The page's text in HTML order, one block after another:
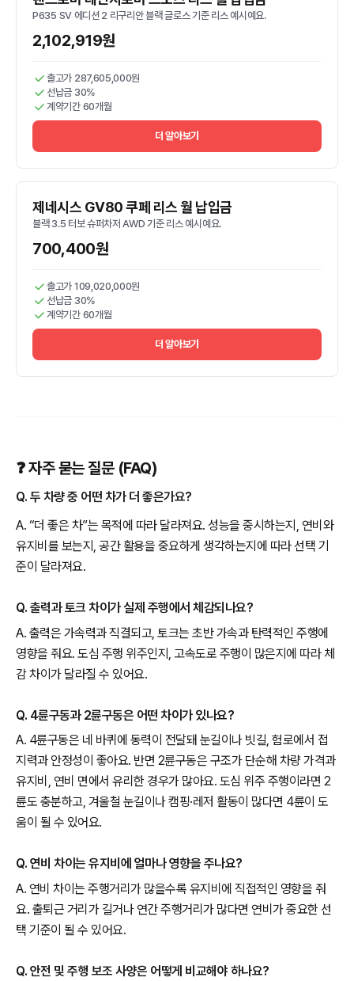
P635 SV 에디션 2 리구리안 블랙 글로스 기준 리스 예시예요.
2,102,919원
출고가 287,605,000원
선납금 30%
계약기간 60개월
더 알아보기
제네시스 GV80 쿠페 리스 월 납입금
블랙 3.5 터보 슈퍼차저 AWD 기준 리스 예시예요.
700,400원
출고가 109,020,000원
선납금 30%
계약기간 60개월
더 알아보기
❓ 자주 묻는 질문 (FAQ)
Q. 두 차량 중 어떤 차가 더 좋은가요?
A. “더 좋은 차”는 목적에 따라 달라져요. 성능을 중시하는지, 연비와
유지비를 보는지, 공간 활용을 중요하게 생각하는지에 따라 선택 기
준이 달라져요.
Q. 출력과 토크 차이가 실제 주행에서 체감되나요?
A. 출력은 가속력과 직결되고, 토크는 초반 가속과 탄력적인 주행에
영향을 줘요. 도심 주행 위주인지, 고속도로 주행이 많은지에 따라 체
감 차이가 달라질 수 있어요.
Q. 4륜구동과 2륜구동은 어떤 차이가 있나요?
A. 4륜구동은 네 바퀴에 동력이 전달돼 눈길이나 빗길, 험로에서 접
지력과 안정성이 좋아요. 반면 2륜구동은 구조가 단순해 차량 가격과
유지비, 연비 면에서 유리한 경우가 많아요. 도심 위주 주행이라면 2
륜도 충분하고, 겨울철 눈길이나 캠핑·레저 활동이 많다면 4륜이 도
움이 될 수 있어요.
Q. 연비 차이는 유지비에 얼마나 영향을 주나요?
A. 연비 차이는 주행거리가 많을수록 유지비에 직접적인 영향을 줘
요. 출퇴근 거리가 길거나 연간 주행거리가 많다면 연비가 중요한 선
택 기준이 될 수 있어요.
Q. 안전 및 주행 보조 사양은 어떻게 비교해야 하나요?